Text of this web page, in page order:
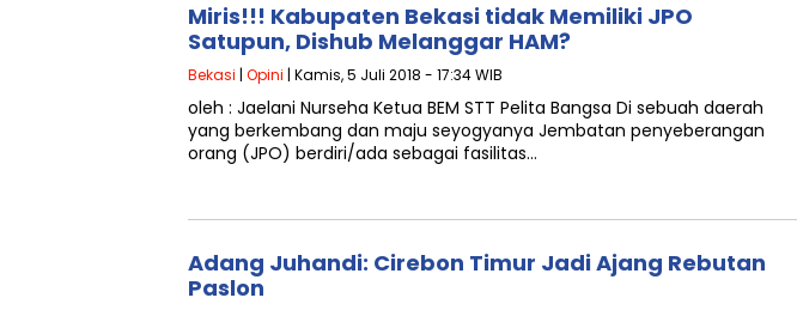
Miris!!! Kabupaten Bekasi tidak Memiliki JPO
Satupun, Dishub Melanggar HAM?
Bekasi | Opini | Kamis, 5 Juli 2018 - 17:34 WIB
oleh : Jaelani Nurseha Ketua BEM STT Pelita Bangsa Di sebuah daerah
yang berkembang dan maju seyogyanya Jembatan penyeberangan
orang (JPO) berdiri/ada sebagai fasilitas…
Adang Juhandi: Cirebon Timur Jadi Ajang Rebutan
Paslon